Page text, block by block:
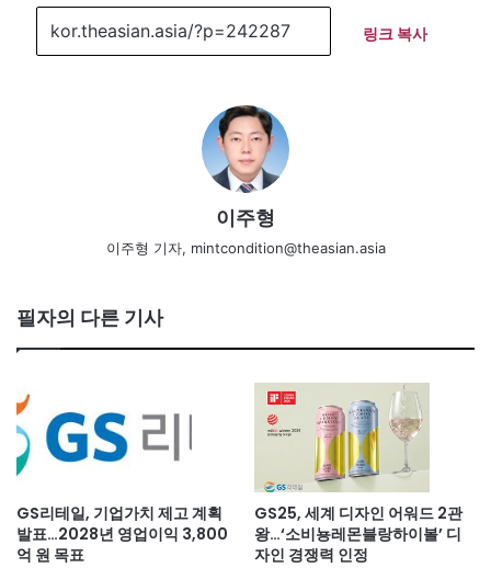
링크 복사
이주형
이주형 기자, mintcondition@theasian.asia
필자의 다른 기사
GS리테일, 기업가치 제고 계획
발표…2028년 영업이익 3,800
억 원 목표
GS25, 세계 디자인 어워드 2관
왕…‘소비뇽레몬블랑하이볼’ 디
자인 경쟁력 인정